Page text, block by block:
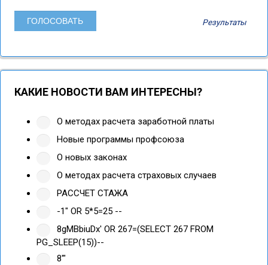
Результаты
КАКИЕ НОВОСТИ ВАМ ИНТЕРЕСНЫ?
О методах расчета заработной платы
Новые программы профсоюза
О новых законах
О методах расчета страховых случаев
РАССЧЕТ СТАЖА
-1" OR 5*5=25 --
8gMBbiuDx' OR 267=(SELECT 267 FROM
PG_SLEEP(15))--
8'"